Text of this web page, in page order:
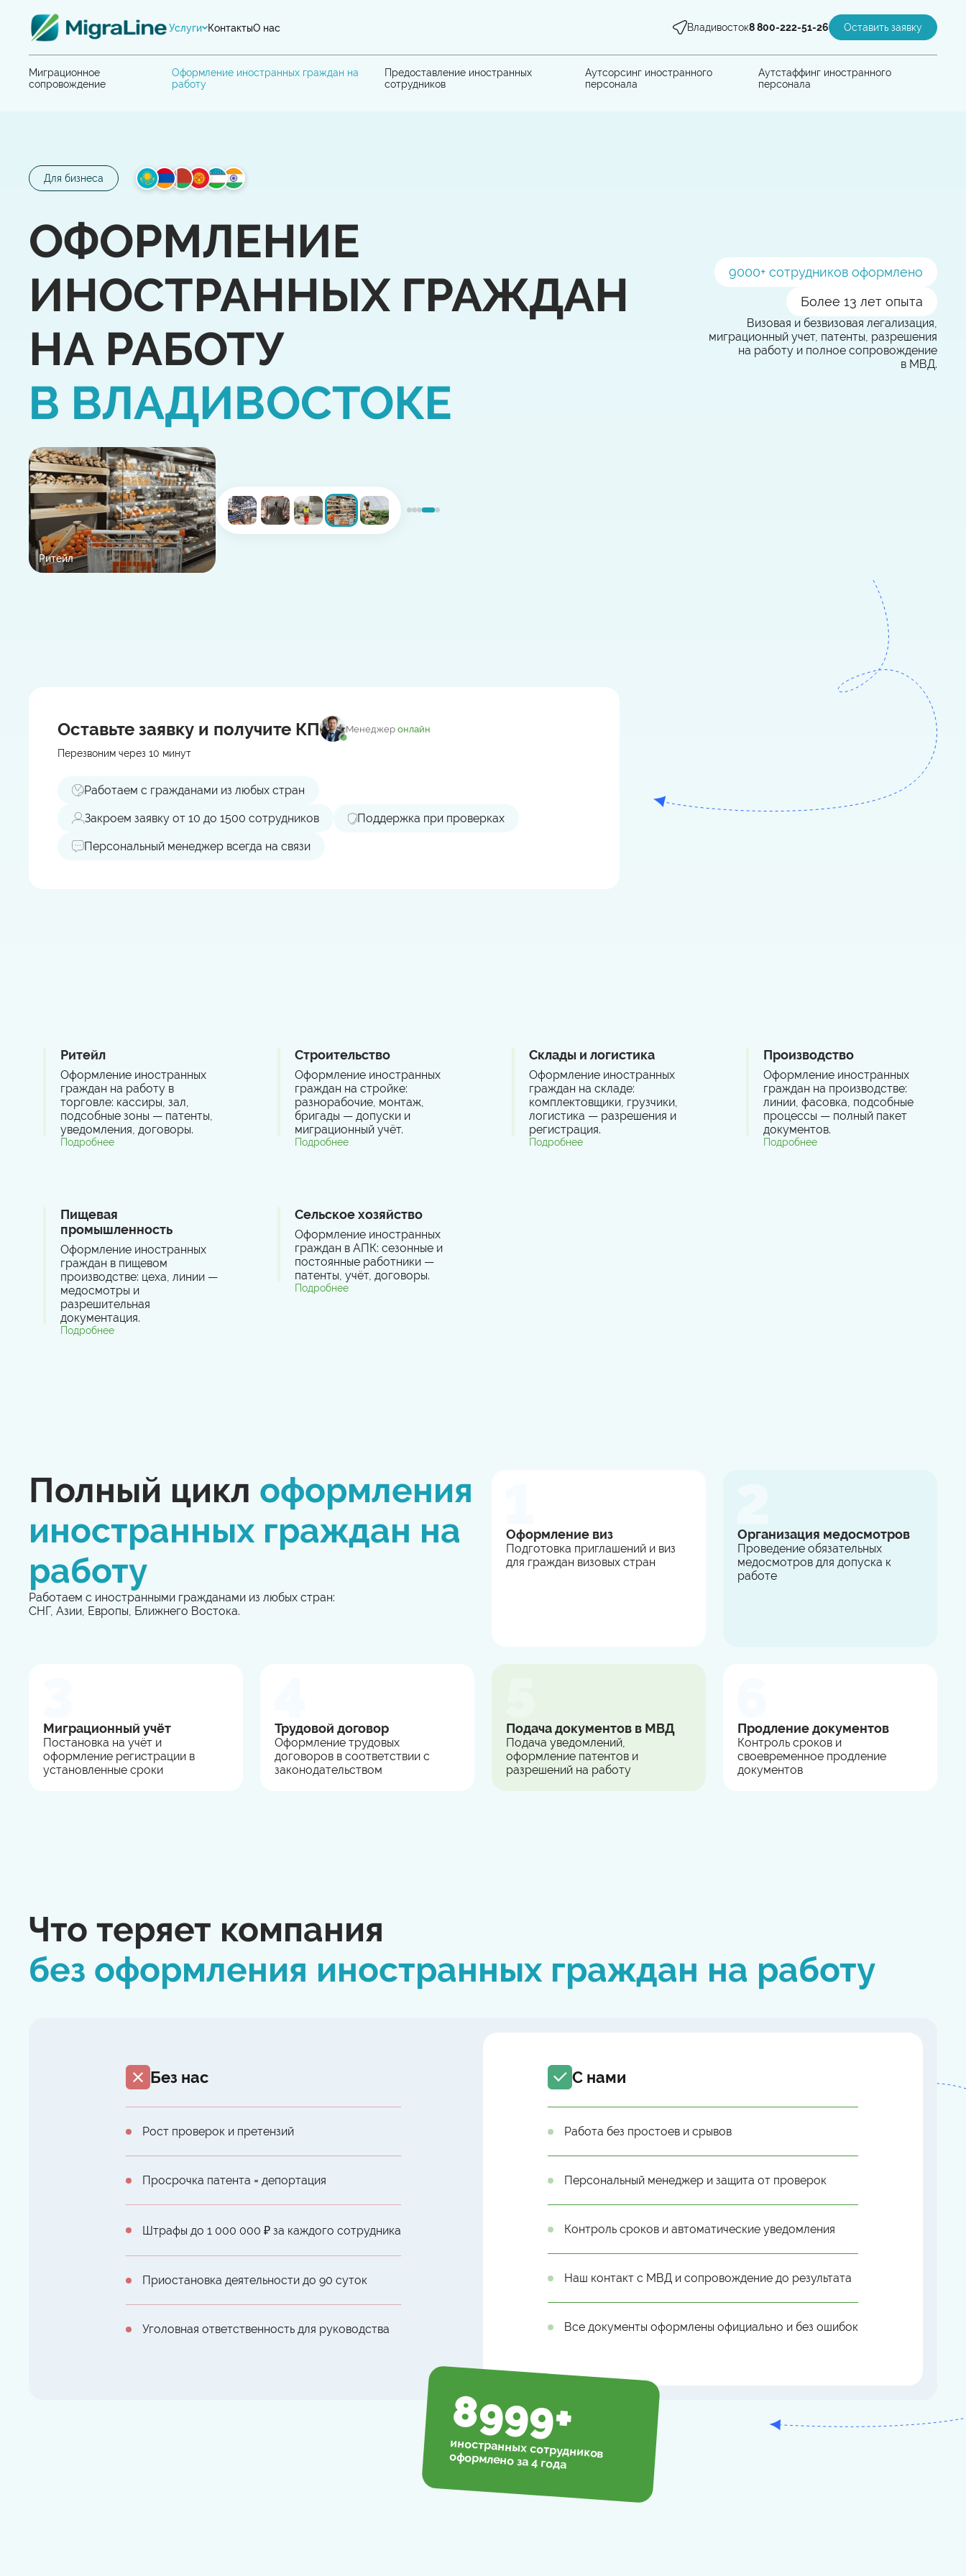
Услуги КонтактыО нас Владивосток8 800-222-51-26 Оставить заявку
Миграционное
сопровождение
Оформление иностранных граждан на
работу
Предоставление иностранных
сотрудников
Аутсорсинг иностранного
персонала
Аутстаффинг иностранного
персонала
Для бизнеса
ОФОРМЛЕНИЕ
ИНОСТРАННЫХ ГРАЖДАН
НА РАБОТУ
В ВЛАДИВОСТОКЕ
Ритейл
9000+ сотрудников оформлено
Более 13 лет опыта
Визовая и безвизовая легализация,
миграционный учет, патенты, разрешения
на работу и полное сопровождение
в МВД.
Оставьте заявку и получите КП Менеджер онлайн
Перезвоним через 10 минут
Работаем с гражданами из любых стран
Закроем заявку от 10 до 1500 сотрудников Поддержка при проверках
Персональный менеджер всегда на связи
Ритейл
Оформление иностранных
граждан на работу в
торговле: кассиры, зал,
подсобные зоны — патенты,
уведомления, договоры.
Подробнее
Строительство
Оформление иностранных
граждан на стройке:
разнорабочие, монтаж,
бригады — допуски и
миграционный учёт.
Подробнее
Склады и логистика
Оформление иностранных
граждан на складе:
комплектовщики, грузчики,
логистика — разрешения и
регистрация.
Подробнее
Производство
Оформление иностранных
граждан на производстве:
линии, фасовка, подсобные
процессы — полный пакет
документов.
Подробнее
Пищевая
промышленность
Оформление иностранных
граждан в пищевом
производстве: цеха, линии —
медосмотры и
разрешительная
документация.
Подробнее
Сельское хозяйство
Оформление иностранных
граждан в АПК: сезонные и
постоянные работники —
патенты, учёт, договоры.
Подробнее
Полный цикл оформления
иностранных граждан на
работу
Работаем с иностранными гражданами из любых стран:
СНГ, Азии, Европы, Ближнего Востока.
Оформление виз
Подготовка приглашений и виз
для граждан визовых стран
Организация медосмотров
Проведение обязательных
медосмотров для допуска к
работе
Миграционный учёт
Постановка на учёт и
оформление регистрации в
установленные сроки
Трудовой договор
Оформление трудовых
договоров в соответствии с
законодательством
Подача документов в МВД
Подача уведомлений,
оформление патентов и
разрешений на работу
Продление документов
Контроль сроков и
своевременное продление
документов
Что теряет компания
без оформления иностранных граждан на работу
Без нас
Рост проверок и претензий
Просрочка патента = депортация
Штрафы до 1 000 000 ₽ за каждого сотрудника
Приостановка деятельности до 90 суток
Уголовная ответственность для руководства
С нами
Работа без простоев и срывов
Персональный менеджер и защита от проверок
Контроль сроков и автоматические уведомления
Наш контакт с МВД и сопровождение до результата
Все документы оформлены официально и без ошибок
9000+
иностранных сотрудников
оформлено за 4 года